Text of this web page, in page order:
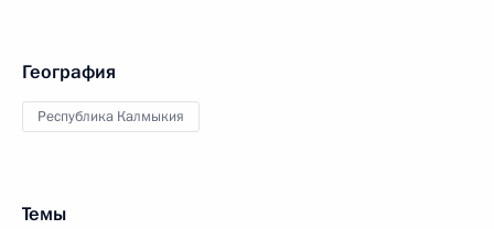
География
Республика Калмыкия
Темы